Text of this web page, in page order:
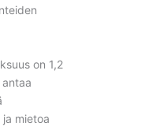
on 1,2
mietoa